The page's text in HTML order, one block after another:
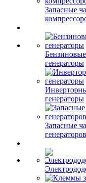
Запасные
Бензиновые
генераторы
генераторы
Запасные
генераторов